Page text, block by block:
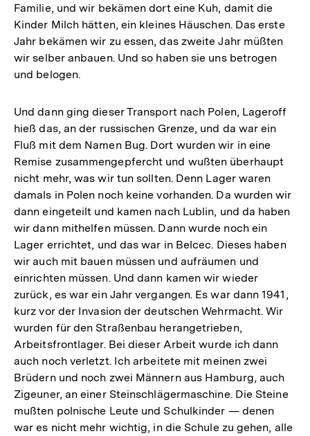
Familie, und wir bekämen dort eine Kuh, damit die
Kinder Milch hätten, ein kleines Häuschen. Das erste
Jahr bekämen wir zu essen, das zweite Jahr müßten
wir selber anbauen. Und so haben sie uns betrogen
und belogen.
Und dann ging dieser Transport nach Polen, Lageroff
hieß das, an der russischen Grenze, und da war ein
Fluß mit dem Namen Bug. Dort wurden wir in eine
Remise zusammengepfercht und wußten überhaupt
nicht mehr, was wir tun sollten. Denn Lager waren
damals in Polen noch keine vorhanden. Da wurden wir
dann eingeteilt und kamen nach Lublin, und da haben
wir dann mithelfen müssen. Dann wurde noch ein
Lager errichtet, und das war in Belcec. Dieses haben
wir auch mit bauen müssen und aufräumen und
einrichten müssen. Und dann kamen wir wieder
zurück, es war ein Jahr vergangen. Es war dann 1941,
kurz vor der Invasion der deutschen Wehrmacht. Wir
wurden für den Straßenbau herangetrieben,
Arbeitsfrontlager. Bei dieser Arbeit wurde ich dann
auch noch verletzt. Ich arbeitete mit meinen zwei
Brüdern und noch zwei Männern aus Hamburg, auch
Zigeuner, an einer Steinschlägermaschine. Die Steine
mußten polnische Leute und Schulkinder — denen
war es nicht mehr wichtig, in die Schule zu gehen, alle